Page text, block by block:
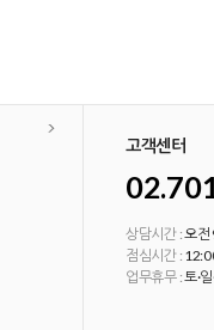
고객센터
상담시간 :오전
점심시간 :
업무휴무 :토·